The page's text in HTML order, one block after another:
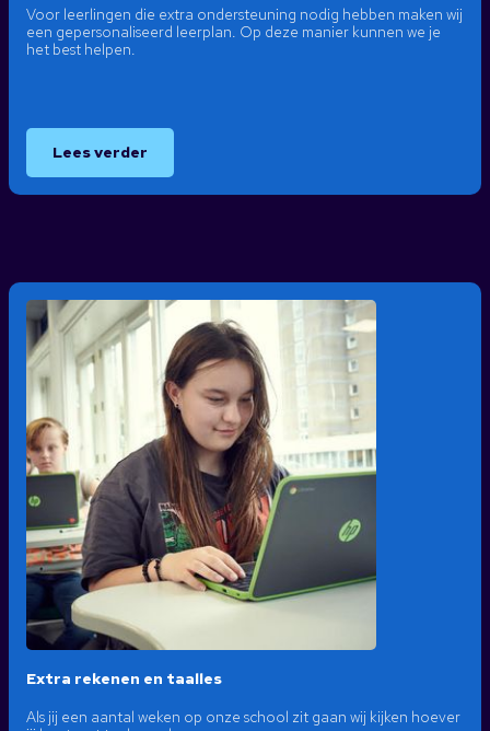
Voor leerlingen die extra ondersteuning nodig hebben maken wij
een gepersonaliseerd leerplan. Op deze manier kunnen we je
het best helpen.
Lees verder
Extra rekenen en taalles
Als jij een aantal weken op onze school zit gaan wij kijken hoever